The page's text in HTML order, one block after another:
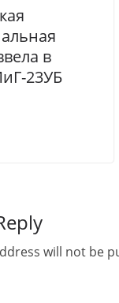
в
23УБ
will not be